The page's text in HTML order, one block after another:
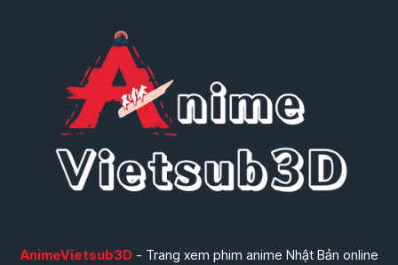
AnimeVietsub3D- Trang xem phim anime Nhật Bản online